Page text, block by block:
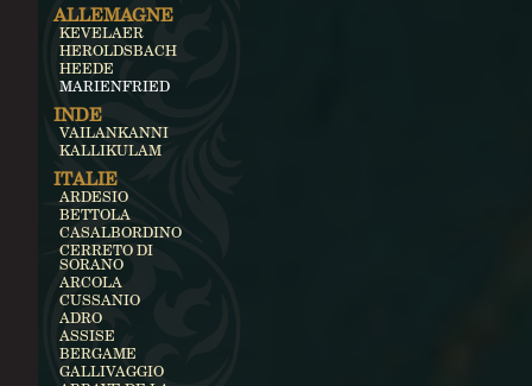
ALLEMAGNE
KEVELAER
HEROLDSBACH
HEEDE
MARIENFRIED
INDE
VAILANKANNI
KALLIKULAM
ITALIE
ARDESIO
BETTOLA
CASALBORDINO
CERRETO DI
SORANO
ARCOLA
CUSSANIO
ADRO
ASSISE
BERGAME
GALLIVAGGIO